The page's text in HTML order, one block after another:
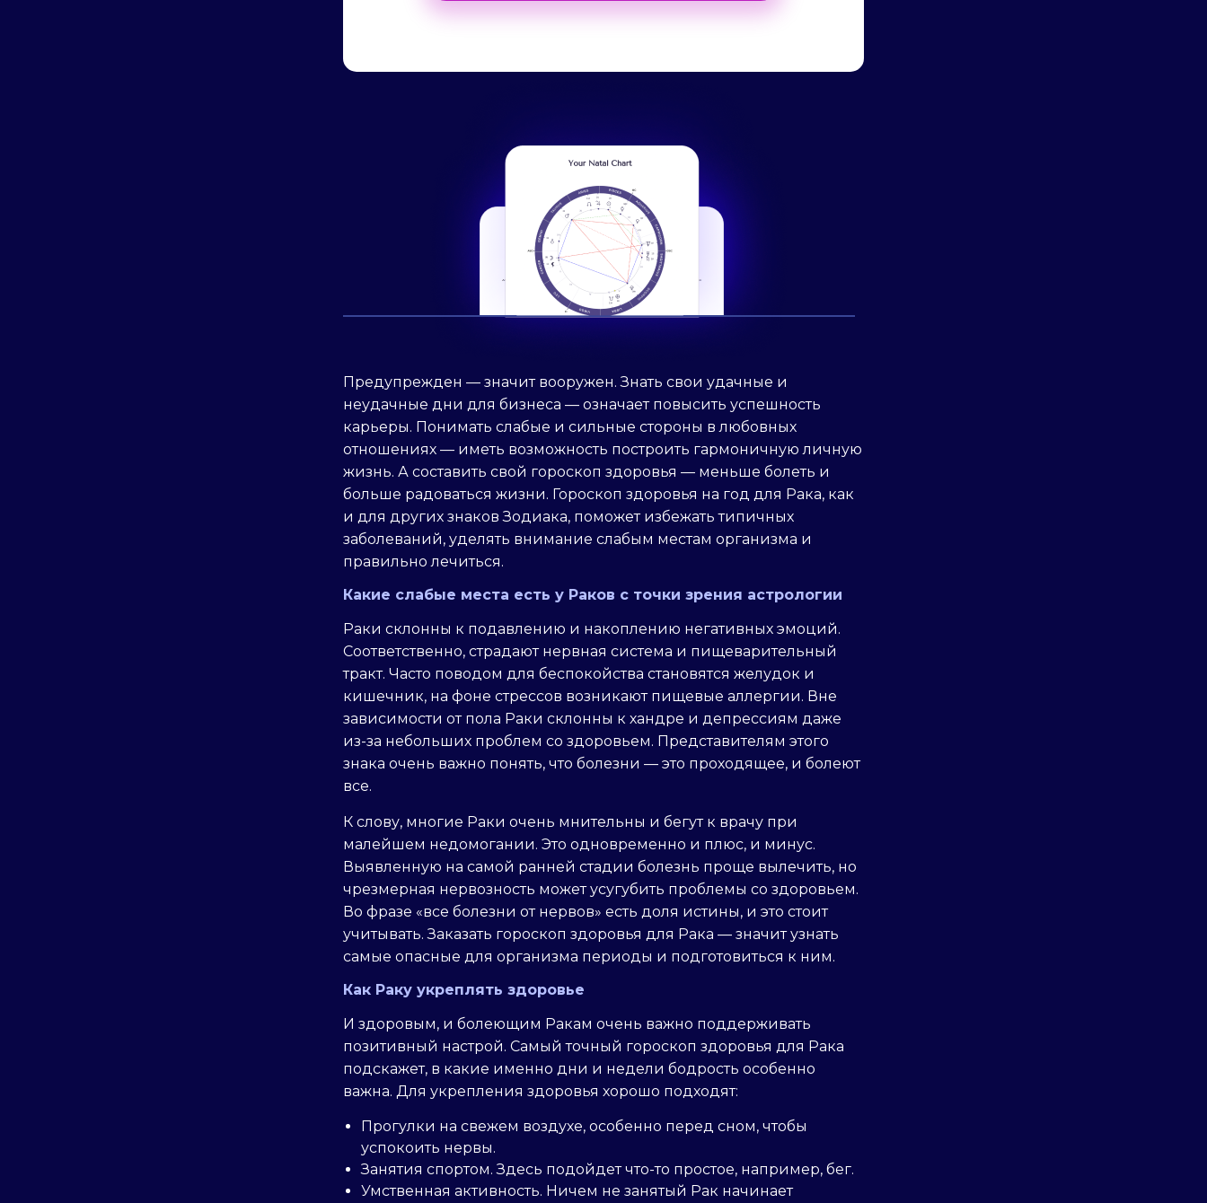
Предупрежден — значит вооружен. Знать свои удачные и
неудачные дни для бизнеса — означает повысить успешность
карьеры. Понимать слабые и сильные стороны в любовных
отношениях — иметь возможность построить гармоничную личную
жизнь. А составить свой гороскоп здоровья — меньше болеть и
больше радоваться жизни. Гороскоп здоровья на год для Рака, как
и для других знаков Зодиака, поможет избежать типичных
заболеваний, уделять внимание слабым местам организма и
правильно лечиться.
Какие слабые места есть у Раков с точки зрения астрологии
Раки склонны к подавлению и накоплению негативных эмоций.
Соответственно, страдают нервная система и пищеварительный
тракт. Часто поводом для беспокойства становятся желудок и
кишечник, на фоне стрессов возникают пищевые аллергии. Вне
зависимости от пола Раки склонны к хандре и депрессиям даже
из-за небольших проблем со здоровьем. Представителям этого
знака очень важно понять, что болезни — это проходящее, и болеют
все.
К слову, многие Раки очень мнительны и бегут к врачу при
малейшем недомогании. Это одновременно и плюс, и минус.
Выявленную на самой ранней стадии болезнь проще вылечить, но
чрезмерная нервозность может усугубить проблемы со здоровьем.
Во фразе «все болезни от нервов» есть доля истины, и это стоит
учитывать. Заказать гороскоп здоровья для Рака — значит узнать
самые опасные для организма периоды и подготовиться к ним.
Как Раку укреплять здоровье
И здоровым, и болеющим Ракам очень важно поддерживать
позитивный настрой. Самый точный гороскоп здоровья для Рака
подскажет, в какие именно дни и недели бодрость особенно
важна. Для укрепления здоровья хорошо подходят:
Прогулки на свежем воздухе, особенно перед сном, чтобы
успокоить нервы.
Занятия спортом. Здесь подойдет что-то простое, например, бег.
Умственная активность. Ничем не занятый Рак начинает